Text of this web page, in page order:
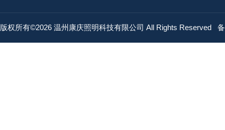
版权所有©2026 温州康庆照明科技有限公司 All Rights Reserved